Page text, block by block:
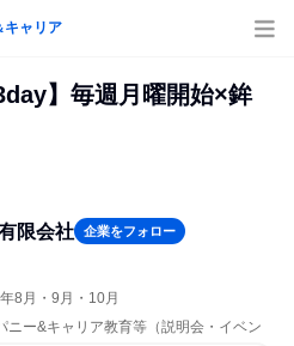
キャリア
】毎週月曜開始×鉾
限会社 企業をフォロー
8月・9月・10月
ニー&キャリア教育等（説明会・イベン